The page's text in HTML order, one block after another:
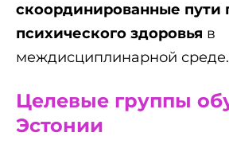
скоординированные пути
психического здоровья в
междисциплинарной среде.
Целевые группы
Эстонии